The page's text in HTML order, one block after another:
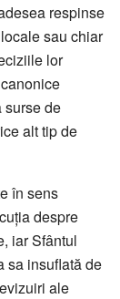
respinse
sau chiar
lor
surse de
alt tip de
în sens
despre
iar Sfântul
sa insuflată de
ale